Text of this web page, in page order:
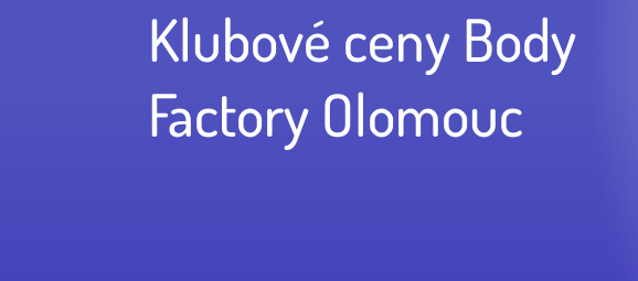
Klubové ceny Body
Factory Olomouc